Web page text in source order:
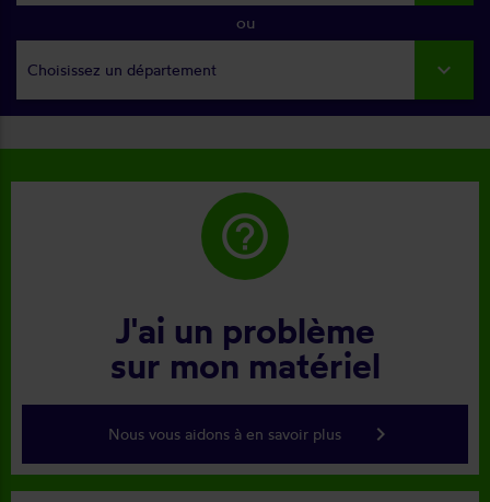
ou
Choisissez un département
help_outline
J'ai un problème
sur mon matériel
Nous vous aidons à en savoir plus keyboard_arrow_right